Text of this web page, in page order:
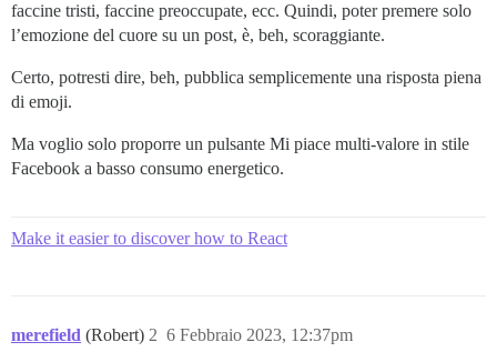
faccine tristi, faccine preoccupate, ecc. Quindi, poter premere solo
l’emozione del cuore su un post, è, beh, scoraggiante.
Certo, potresti dire, beh, pubblica semplicemente una risposta piena
di emoji.
Ma voglio solo proporre un pulsante Mi piace multi-valore in stile
Facebook a basso consumo energetico.
Make it easier to discover how to React
merefield (Robert) 6 Febbraio 2023, 12:37pm
2